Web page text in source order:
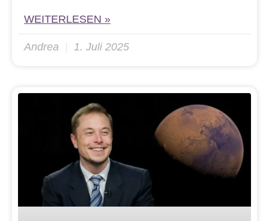
WEITERLESEN »
Andrea 1. Juli 2025